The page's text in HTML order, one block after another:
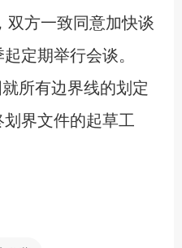
双方一致同意加快谈
定期举行会谈。
所有边界线的划定
界文件的起草工